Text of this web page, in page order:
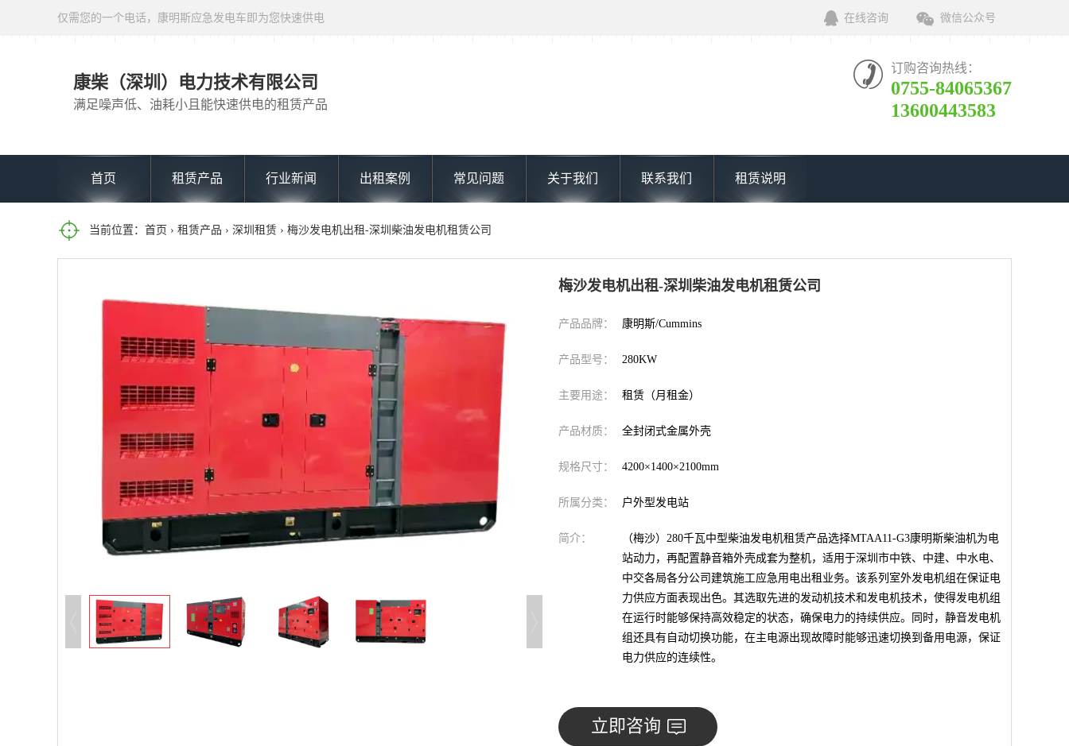
仅需您的一个电话，康明斯应急发电车即为您快速供电 在线咨询 微信公众号
康柴（深圳）电力技术有限公司
满足噪声低、油耗小且能快速供电的租赁产品
订购咨询热线：
0755-84065367
13600443583
首页 租赁产品 行业新闻 出租案例 常见问题 关于我们 联系我们 租赁说明
当前位置： 首页 › 租赁产品 › 深圳租赁 › 梅沙发电机出租-深圳柴油发电机租赁公司
梅沙发电机出租-深圳柴油发电机租赁公司
产品品牌： 康明斯/Cummins
产品型号： 280KW
主要用途： 租赁（月租金）
产品材质： 全封闭式金属外壳
规格尺寸： 4200×1400×2100mm
所属分类： 户外型发电站
简介：
（梅沙）280千瓦中型柴油发电机租赁产品选择MTAA11-G3康明斯柴油机为电
站动力，再配置静音箱外壳成套为整机，适用于深圳市中铁、中建、中水电、
中交各局各分公司建筑施工应急用电出租业务。该系列室外发电机组在保证电
力供应方面表现出色。其选取先进的发动机技术和发电机技术，使得发电机组
在运行时能够保持高效稳定的状态，确保电力的持续供应。同时，静音发电机
组还具有自动切换功能，在主电源出现故障时能够迅速切换到备用电源，保证
电力供应的连续性。
立即咨询